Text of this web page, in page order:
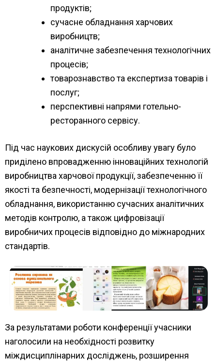
продуктів;
сучасне обладнання харчових
виробництв;
аналітичне забезпечення технологічних
процесів;
товарознавство та експертиза товарів і
послуг;
перспективні напрями готельно-
ресторанного сервісу.
Під час наукових дискусій особливу увагу було
приділено впровадженню інноваційних технологій
виробництва харчової продукції, забезпеченню її
якості та безпечності, модернізації технологічного
обладнання, використанню сучасних аналітичних
методів контролю, а також цифровізації
виробничих процесів відповідно до міжнародних
стандартів.
За результатами роботи конференції учасники
наголосили на необхідності розвитку
міждисциплінарних досліджень, розширення